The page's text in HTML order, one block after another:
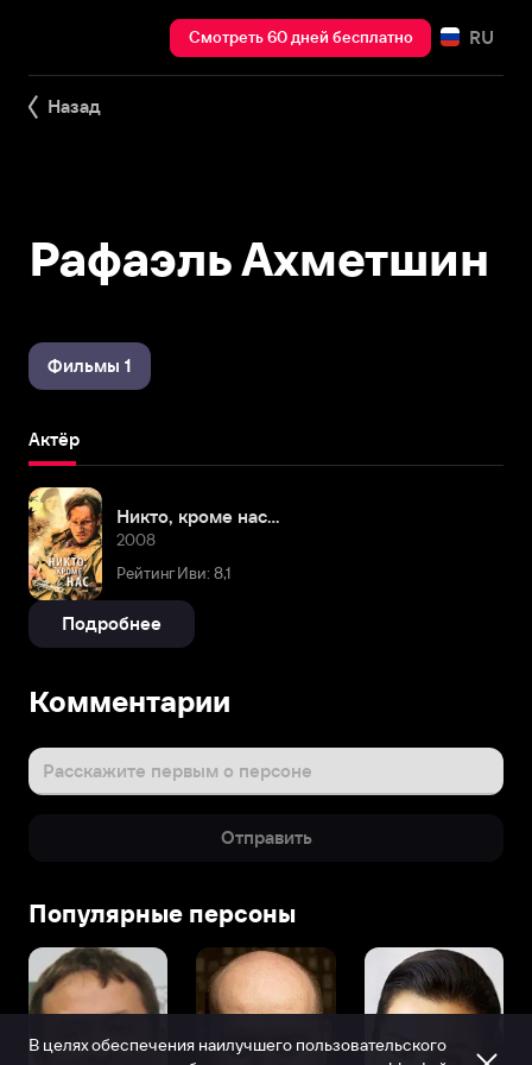
Смотреть 60 дней бесплатно RU
Назад
Рафаэль Ахметшин
Фильмы 1
Актёр
Никто, кроме нас…
2008
Рейтинг Иви: 8,1
Подробнее
Комментарии
Расскажите первым о персоне
Отправить
Популярные персоны
В целях обеспечения наилучшего пользовательского